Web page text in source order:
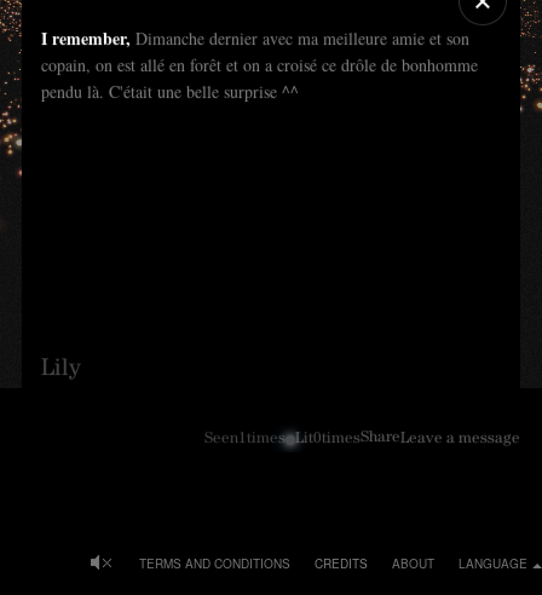
I remember, Dimanche dernier avec ma meilleure amie et son
copain, on est allé en forêt et on a croisé ce drôle de bonhomme
pendu là. C'était une belle surprise ^^
Lily
Seen1times Lit0timesShareLeave a message
LANGUAGE
ABOUT
CREDITS
TERMS AND CONDITIONS